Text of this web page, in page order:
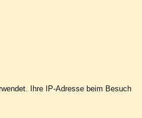
Ihre IP-Adresse beim Besuch